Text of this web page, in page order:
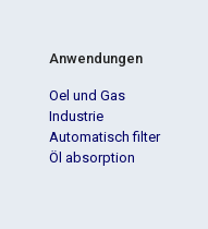
Anwendungen
Oel und Gas
Industrie
Automatisch filter
Öl absorption